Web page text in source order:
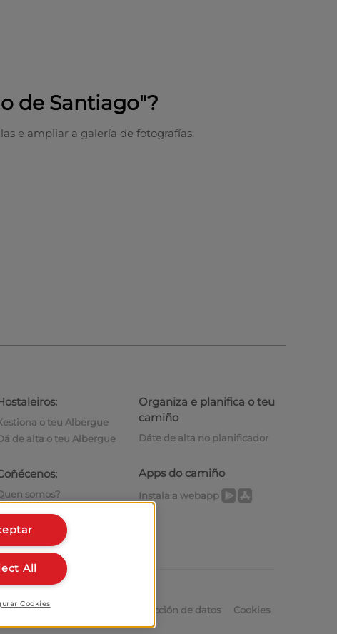
de Santiago"?
e ampliar a galería de fotografías.
o teu Albergue
de alta o teu Albergue
somos?
Organiza e planifica o teu
camiño
Dáte de alta no planificador
Apps do camiño
Instala a webapp
Aviso legal Política de protección de datos Cookies
All
Cookies